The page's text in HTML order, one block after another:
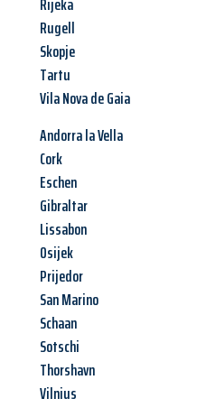
Rugell
Skopje
Tartu
Vila Nova de Gaia
Andorra la Vella
Cork
Eschen
Gibraltar
Lissabon
Osijek
Prijedor
San Marino
Schaan
Sotschi
Thorshavn
Vilnius